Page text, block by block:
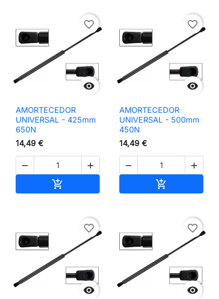

favorite_border
AMORTECEDOR
UNIVERSAL - 425mm
650N
14,49 €
 


favorite_border
AMORTECEDOR
UNIVERSAL - 500mm
450N
14,49 €
 


favorite_border

favorite_border